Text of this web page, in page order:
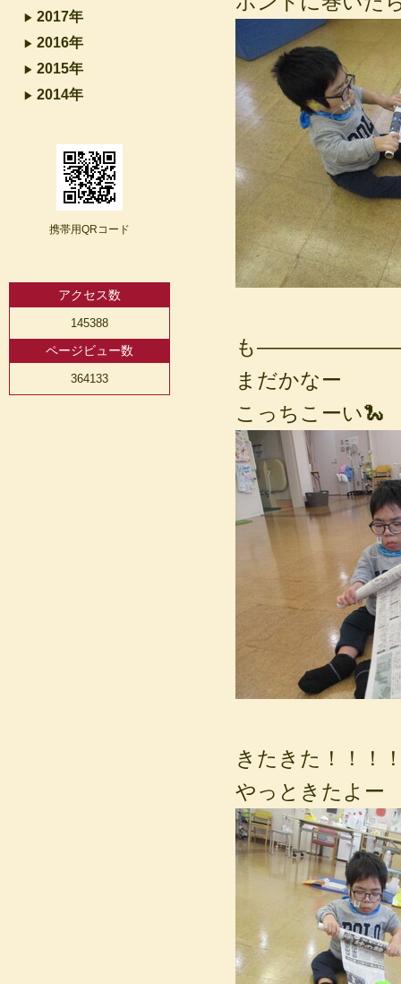
も―――――――
まだかなー
こっちこーい🐍
きたきた！！！
やっときたよー
2017年
2016年
2015年
2014年
携帯用QRコード
アクセス数
145388
ページビュー数
364133